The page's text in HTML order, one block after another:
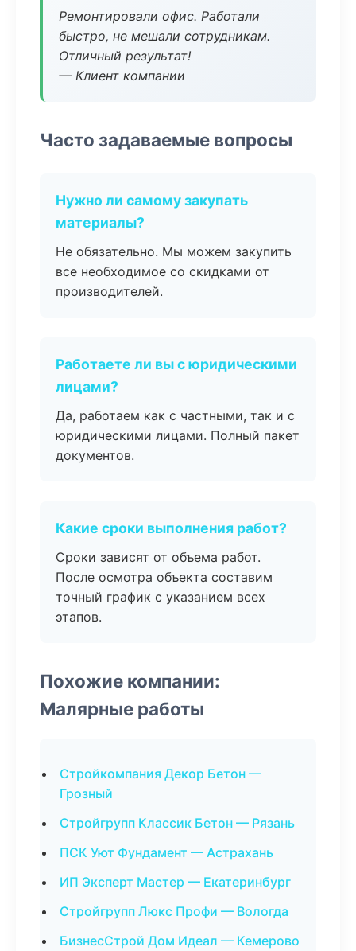
Ремонтировали офис. Работали
быстро, не мешали сотрудникам.
Отличный результат!
— Клиент компании
Часто задаваемые вопросы
Нужно ли самому закупать
материалы?
Не обязательно. Мы можем закупить
все необходимое со скидками от
производителей.
Работаете ли вы с юридическими
лицами?
Да, работаем как с частными, так и с
юридическими лицами. Полный пакет
документов.
Какие сроки выполнения работ?
Сроки зависят от объема работ.
После осмотра объекта составим
точный график с указанием всех
этапов.
Похожие компании:
Малярные работы
Стройкомпания Декор Бетон —
Грозный
Стройгрупп Классик Бетон — Рязань
ПСК Уют Фундамент — Астрахань
ИП Эксперт Мастер — Екатеринбург
Стройгрупп Люкс Профи — Вологда
БизнесСтрой Дом Идеал — Кемерово